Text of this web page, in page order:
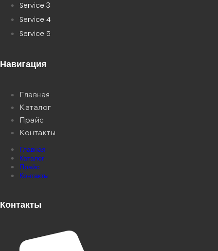
Service 3
Service 4
Service 5
Навигация
Главная
Каталог
Прайс
Контакты
Главная
Каталог
Прайс
Контакты
Контакты